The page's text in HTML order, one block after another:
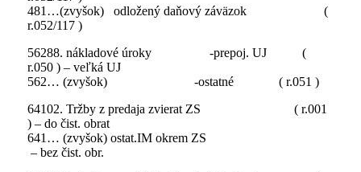
481…(zvyšok) odložený daňový záväzok (
r.052/117 )
56288. nákladové úroky -prepoj. UJ (
r.050 ) – veľká UJ
562… (zvyšok) -ostatné ( r.051 )
64102. Tržby z predaja zvierat ZS ( r.001
) – do čist. obrat
641… (zvyšok) ostat.IM okrem ZS
– bez čist. obr.